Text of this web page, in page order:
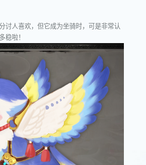
讨人喜欢，但它成为坐骑时，可是非常认
稳啦！